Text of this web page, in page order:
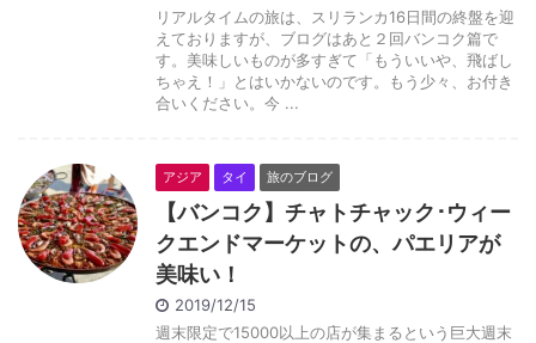
リアルタイムの旅は、スリランカ16日間の終盤を迎
えておりますが、ブログはあと２回バンコク篇で
す。美味しいものが多すぎて「もういいや、飛ばし
ちゃえ！」とはいかないのです。もう少々、お付き
合いください。今 ...
アジア タイ 旅のブログ
【バンコク】チャトチャック･ウィー
クエンドマーケットの、パエリアが
美味い！
2019/12/15
週末限定で15000以上の店が集まるという巨大週末